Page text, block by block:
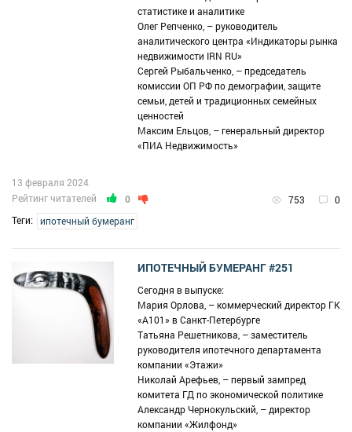
статистике и аналитике
Олег Репченко, – руководитель
аналитического центра «Индикаторы рынка
недвижимости IRN RU»
Сергей Рыбальченко, – председатель
комиссии ОП РФ по демографии, защите
семьи, детей и традиционных семейных
ценностей
Максим Ельцов, – генеральный директор
«ПИА Недвижимость»
Рейтинг читателей 0 753 0
13 февраля 2024
Теги: ипотечный бумеранг
ИПОТЕЧНЫЙ БУМЕРАНГ #251
Сегодня в выпуске:
Мария Орлова, – коммерческий директор ГК
«А101» в Санкт-Петербурге
Татьяна Решетникова, – заместитель
руководителя ипотечного департамента
компании «Этажи»
Николай Арефьев, – первый зампред
комитета ГД по экономической политике
Александр Чернокульский, – директор
компании «Жилфонд»